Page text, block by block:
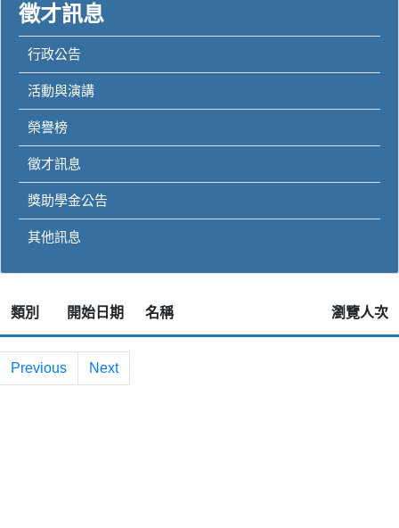
徵才訊息
行政公告
活動與演講
榮譽榜
徵才訊息
獎助學金公告
其他訊息
類別 開始日期 名稱 瀏覽人次
Previous Next